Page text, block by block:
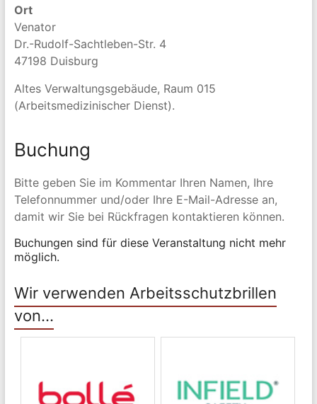
Ort
Venator
Dr.-Rudolf-Sachtleben-Str. 4
47198 Duisburg
Altes Verwaltungsgebäude, Raum 015
(Arbeitsmedizinischer Dienst).
Buchung
Bitte geben Sie im Kommentar Ihren Namen, Ihre
Telefonnummer und/oder Ihre E-Mail-Adresse an,
damit wir Sie bei Rückfragen kontaktieren können.
Buchungen sind für diese Veranstaltung nicht mehr
möglich.
Wir verwenden Arbeitsschutzbrillen
von…